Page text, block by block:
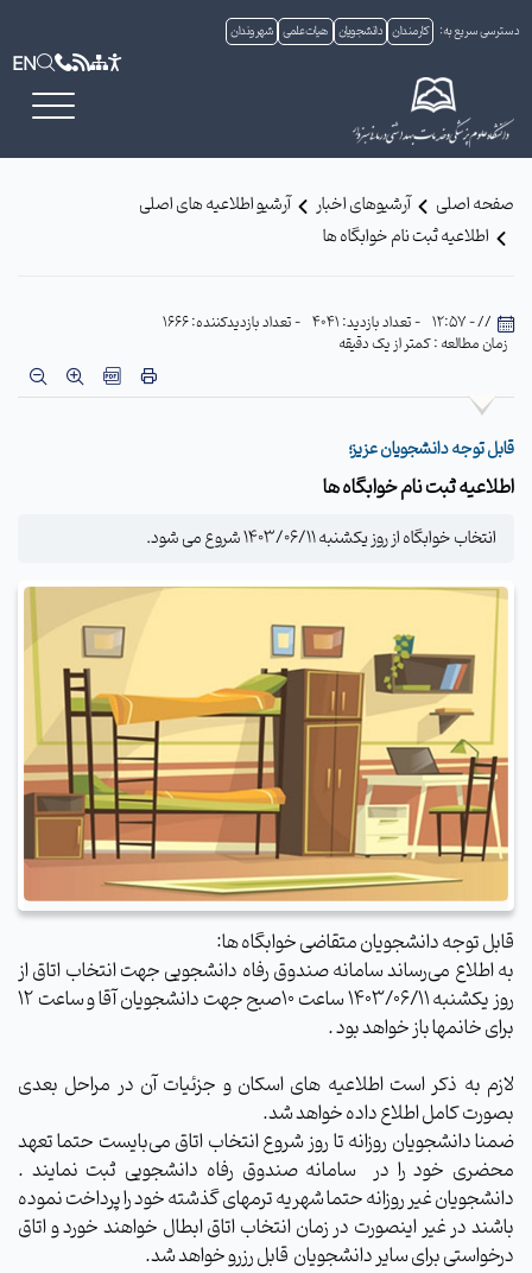
دسترسی سریع به: کارمندان دانشجویان هیات علمی شهروندان
EN
صفحه اصلی آرشیوهای اخبار
آرشیو اطلاعیه های اصلی
اطلاعیه ثبت نام خوابگاه ها
// - 12:57 - تعداد بازدید: 4041
- تعداد بازدیدکننده: 1666
زمان مطالعه : کمتر از یک دقیقه
قابل توجه دانشجویان عزیز؛
اطلاعیه ثبت نام خوابگاه ها
انتخاب خوابگاه از روز یکشنبه ۱۴۰۳/۰۶/۱۱ شروع می شود.
قابل توجه دانشجویان متقاضی خوابگاه ها:
به اطلاع می‌رساند سامانه صندوق رفاه دانشجویی جهت انتخاب اتاق از
روز یکشنبه ۱۴۰۳/۰۶/۱۱ ساعت ۱۰صبح جهت دانشجویان آقا و ساعت ۱۲
برای خانمها باز خواهد بود .
لازم به ذکر است اطلاعیه های اسکان و جزئیات آن در مراحل بعدی
بصورت کامل اطلاع داده خواهد شد.
ضمنا دانشجویان روزانه تا روز شروع انتخاب اتاق می‌بایست حتما تعهد
محضری خود را در سامانه صندوق رفاه دانشجویی ثبت نمایند .
دانشجویان غیر روزانه حتما شهریه ترمهای گذشته خود را پرداخت نموده
باشند در غیر اینصورت در زمان انتخاب اتاق ابطال خواهند خورد و اتاق
درخواستی برای سایر دانشجویان قابل رزرو خواهد شد.